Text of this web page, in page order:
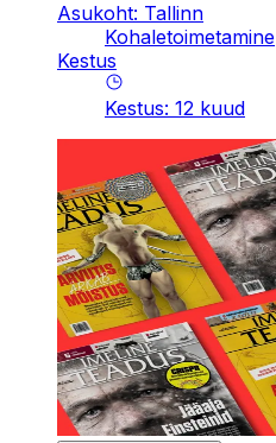
Asukoht: Tallinn
Kohaletoimetamine
Kestus
Kestus: 12 kuud